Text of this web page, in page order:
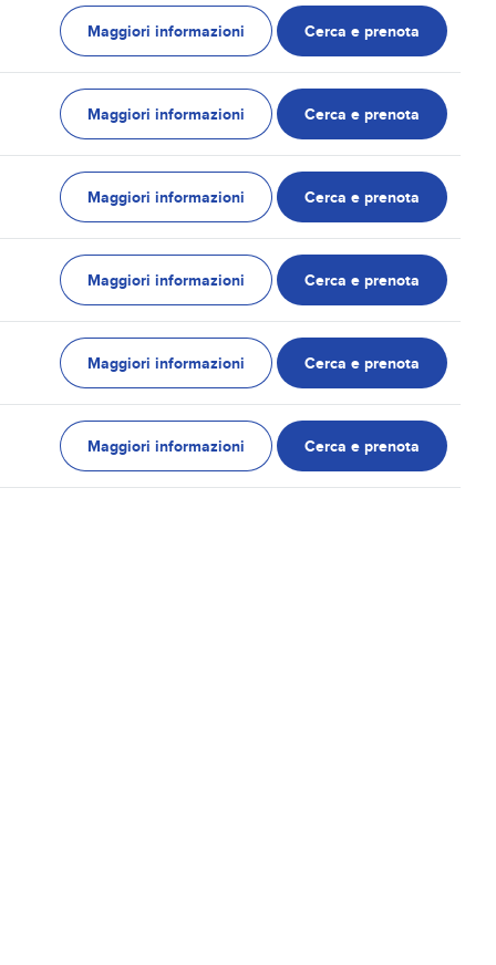
Maggiori informazioni Cerca e prenota
Maggiori informazioni Cerca e prenota
Maggiori informazioni Cerca e prenota
Maggiori informazioni Cerca e prenota
Maggiori informazioni Cerca e prenota
Maggiori informazioni Cerca e prenota